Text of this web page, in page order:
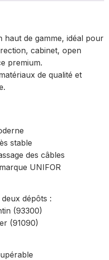
haut de gamme, idéal pour
cabinet, open
premium.
de qualité et
stable
des câbles
UNIFOR
dépôts :
(93300)
(91090)